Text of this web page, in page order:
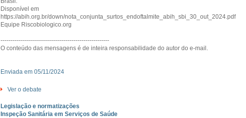
Disponível em
https://abih.org.br/down/nota_conjunta_surtos_endoftalmite_abih_sbi_30_out_2024.pdf
Equipe Riscobiologico.org
-------------------------------------------------------
O conteúdo das mensagens é de inteira responsabilidade do autor do e-mail.
Enviada em 05/11/2024
Ver o debate
Legislação e normatizações
Inspeção Sanitária em Serviços de Saúde